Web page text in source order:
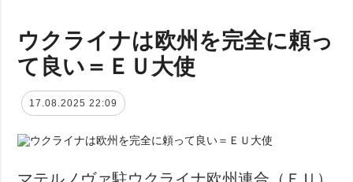
ウクライナは欧州を完全に頼っ
て良い＝ＥＵ大使
17.08.2025 22:09
マテルノヴァ駐ウクライナ欧州連合（ＥＵ）